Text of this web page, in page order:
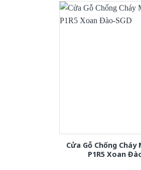
Cửa Gỗ Chống Cháy
P1R5 Xoan